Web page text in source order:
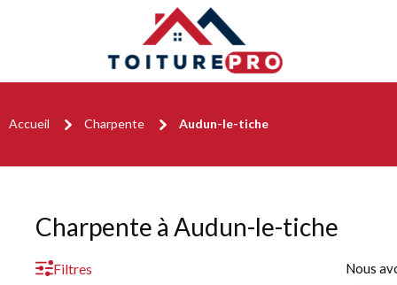
Accueil Charpente Audun-le-tiche
Charpente à Audun-le-tiche
Filtres Nous